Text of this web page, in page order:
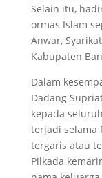
Selain itu,
ormas Islam
Anwar,
Kabupaten
Dalam
Dadang
kepada
terjadi selama
tergaris atau
Pilkada